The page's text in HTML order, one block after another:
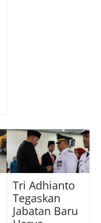
Tri Adhianto
Tegaskan
Jabatan Baru